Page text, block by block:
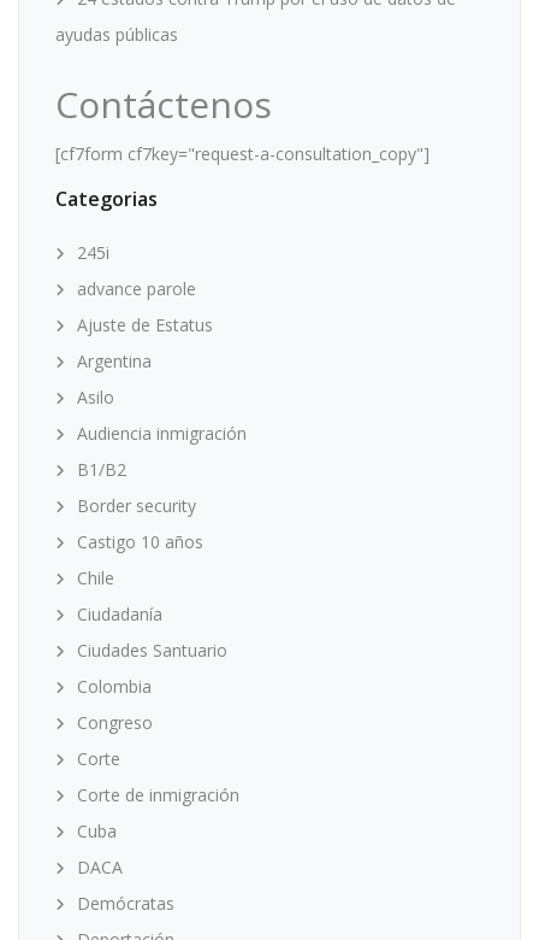
ayudas públicas
Contáctenos
[cf7form cf7key="request-a-consultation_copy"]
Categorias
245i
advance parole
Ajuste de Estatus
Argentina
Asilo
Audiencia inmigración
B1/B2
Border security
Castigo 10 años
Chile
Ciudadanía
Ciudades Santuario
Colombia
Congreso
Corte
Corte de inmigración
Cuba
DACA
Demócratas